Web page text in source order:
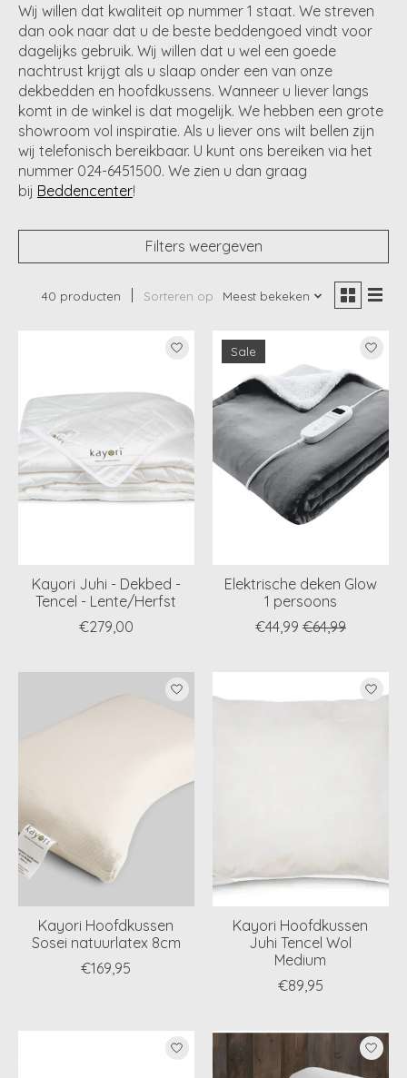
Wij willen dat kwaliteit op nummer 1 staat. We streven
dan ook naar dat u de beste beddengoed vindt voor
dagelijks gebruik. Wij willen dat u wel een goede
nachtrust krijgt als u slaap onder een van onze
dekbedden en hoofdkussens. Wanneer u liever langs
komt in de winkel is dat mogelijk. We hebben een grote
showroom vol inspiratie. Als u liever ons wilt bellen zijn
wij telefonisch bereikbaar. U kunt ons bereiken via het
nummer 024-6451500. We zien u dan graag
bij Beddencenter!
Filters weergeven
40 producten Sorteren op Meest bekeken
Kayori Juhi - Dekbed -
Tencel - Lente/Herfst
€279,00
Sale
Elektrische deken Glow
1 persoons
€44,99 €64,99
Kayori Hoofdkussen
Sosei natuurlatex 8cm
€169,95
Kayori Hoofdkussen
Juhi Tencel Wol
Medium
€89,95